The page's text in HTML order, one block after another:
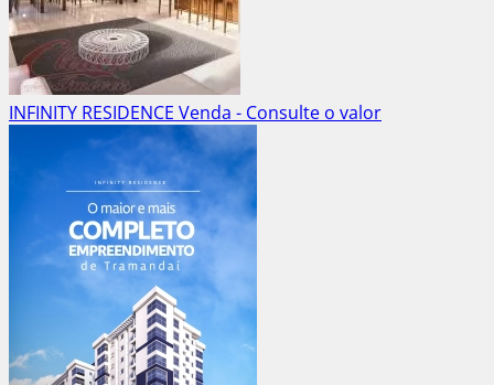
INFINITY RESIDENCE Venda - Consulte o valor